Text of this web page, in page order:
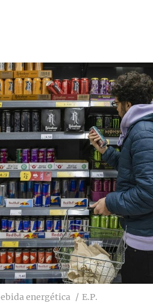
energética E.P.